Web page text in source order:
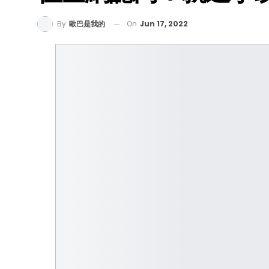
By 歐巴是我的 On Jun 17, 2022